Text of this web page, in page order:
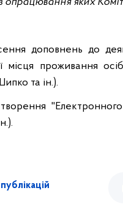
доповнень до
місця проживання
та ін.).